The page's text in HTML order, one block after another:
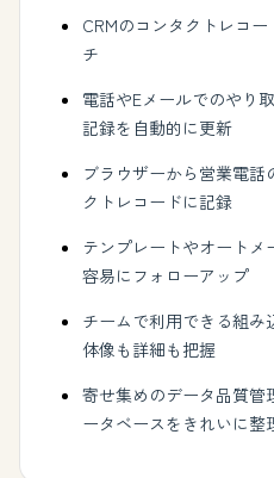
CRMのコンタクトレコ
チ
電話やEメールでのやり
記録を自動的に更新
ブラウザーから営業電話
クトレコードに記録
テンプレートやオートメ
容易にフォローアップ
チームで利用できる組
体像も詳細も把握
寄せ集めのデータ品質管
ータベースをきれいに整